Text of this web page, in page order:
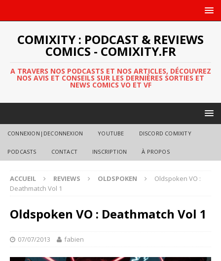
COMIXITY : PODCAST & REVIEWS
COMICS - COMIXITY.FR
A TRAVERS NOS PODCASTS ET NOS ARTICLES, DÉCOUVREZ
NOS AVIS ET CONSEILS SUR LES DERNIÈRES SORTIES ET
NEWS COMICS VO ET VF
CONNEXION|DECONNEXION YOUTUBE DISCORD COMIXITY
PODCASTS CONTACT INSCRIPTION À PROPOS
ACCUEIL REVIEWS OLDSPOKEN
Oldspoken VO :
Deathmatch Vol 1
Oldspoken VO : Deathmatch Vol 1
07/07/2013 fabien